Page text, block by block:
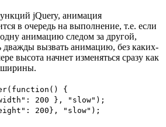
jQuery, анимация
в очередь на выполнение, т.е. если
одну анимацию следом за другой,
дважды вызвать анимацию, без каких-
высота начнет изменяться сразу как
ширины.
{
200 }, "slow");
200}, "slow");